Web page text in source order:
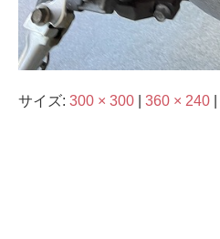
サイズ: 300 × 300 360 × 240